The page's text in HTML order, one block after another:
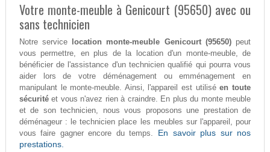
Votre monte-meuble à Genicourt (95650) avec ou
sans technicien
Notre service location monte-meuble Genicourt (95650)peut
vous permettre, en plus de la location d'un monte-meuble, de
bénéficier de l'assistance d'un technicien qualifié qui pourra vous
aider lors de votre déménagement ou emménagement en
manipulant le monte-meuble. Ainsi, l'appareil est utiliséen toute
sécuritéet vous n'avez rien à craindre. En plus du monte meuble
et de son technicien, nous vous proposons une prestation de
déménageur : le technicien place les meubles sur l'appareil, pour
vous faire gagner encore du temps. En savoir plus sur nos
prestations.